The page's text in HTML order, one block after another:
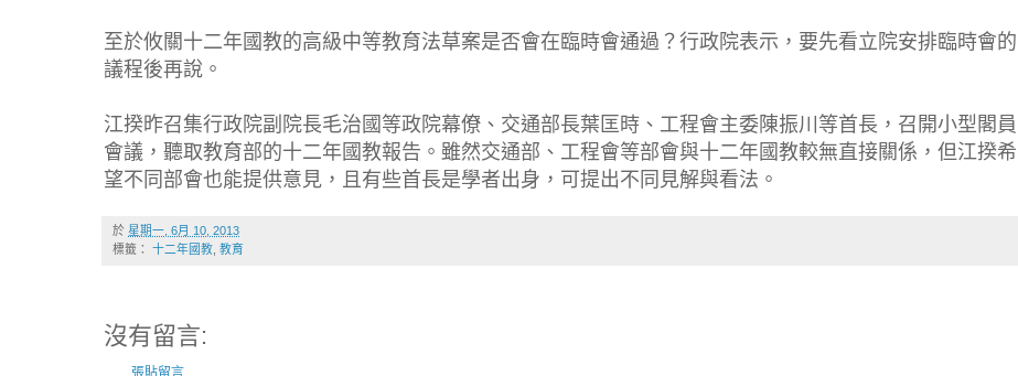
至於攸關十二年國教的高級中等教育法草案是否會在臨時會通過？行政院表示，要先看立院安排臨時會的
議程後再說。
江揆昨召集行政院副院長毛治國等政院幕僚、交通部長葉匡時、工程會主委陳振川等首長，召開小型閣員
會議，聽取教育部的十二年國教報告。雖然交通部、工程會等部會與十二年國教較無直接關係，但江揆希
望不同部會也能提供意見，且有些首長是學者出身，可提出不同見解與看法。
於 星期一, 6月 10, 2013
標籤： 十二年國教 教育
沒有留言:
張貼留言